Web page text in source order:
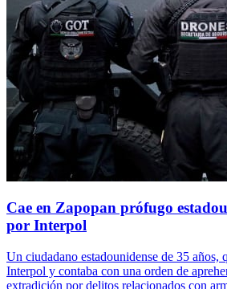
Cae en Zapopan prófugo
por Interpol
Un ciudadano estadounidense de 35 años,
Interpol y contaba con una orden de
extradición por delitos relacionados con